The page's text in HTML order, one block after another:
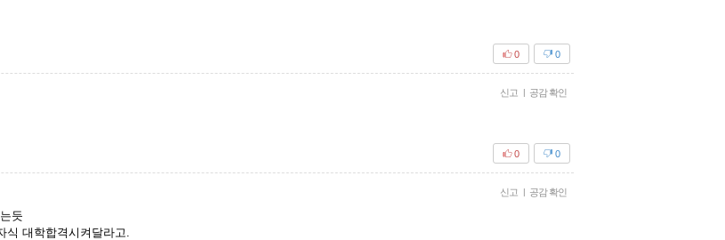
0
0
신고 | 공감 확인
0
0
신고 | 공감 확인
듯
식 대학합격시켜달라고.